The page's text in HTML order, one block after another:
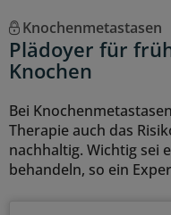
Knochenmetastasen
Plädoyer für
Knochen
Bei
Therapie auch das
nachhaltig. Wichtig sei
behandeln, so ein